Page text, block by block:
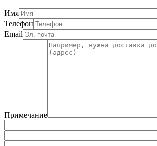
Имя
Телефон
Email
Примечание